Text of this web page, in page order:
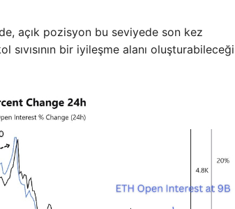
açık pozisyon bu seviyede son kez
bir iyileşme alanı